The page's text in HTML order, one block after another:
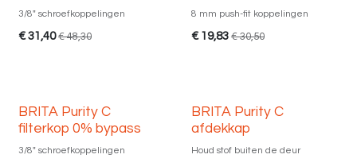
3/8" schroefkoppelingen
€31,40 €48,30
8 mm push-fit koppelingen
€ 19,83 €30,50
BRITA Purity C
filterkop 0% bypass
3/8" schroefkoppelingen
BRITA Purity C
afdekkap
Houd stof buiten de deur